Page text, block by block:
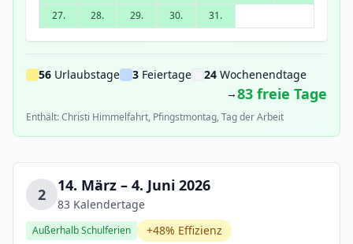
27.
28. 29. 30. 31.
56 Urlaubstage 3 Feiertage 24 Wochenendtage
→83 freie Tage
Enthält: Christi Himmelfahrt, Pfingstmontag, Tag der Arbeit
2 14. März – 4. Juni 2026
83 Kalendertage
Außerhalb Schulferien +48% Effizienz